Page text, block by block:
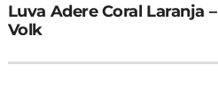
Luva Adere Coral Laranja –
Volk